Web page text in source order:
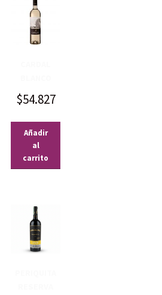
$54.827
Añadir
al
carrito